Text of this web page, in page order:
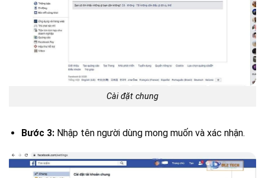
Cài đặt chung
Bước 3:Nhập tên người dùng mong muốn và xác nhận.